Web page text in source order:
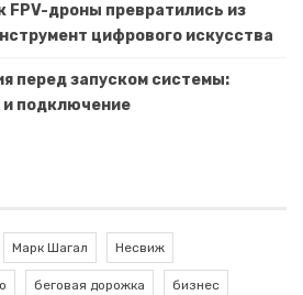
FPV-дроны превратились из
цифрового искусства
перед запуском системы:
подключение
Марк Шагал Несвиж
беговая дорожка бизнес